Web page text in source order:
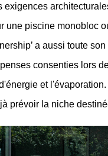
exigences
une piscine monobloc
a aussi toute
consenties lors
et
prévoir la niche